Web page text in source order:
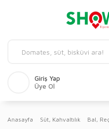
Giriş Yap
Üye Ol
Anasayfa Süt, Kahvaltılık Bal,